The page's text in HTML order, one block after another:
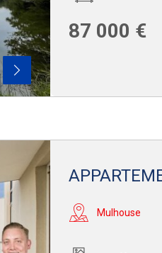
87 000 €
Mulhouse